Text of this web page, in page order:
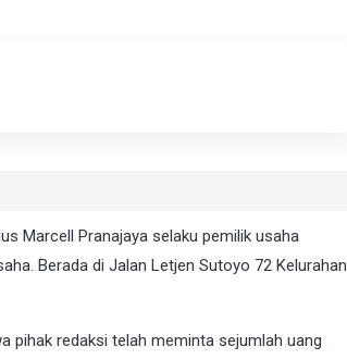
Marcell Pranajaya selaku pemilik usaha
Berada di Jalan Letjen Sutoyo 72 Kelurahan
pihak redaksi telah meminta sejumlah uang